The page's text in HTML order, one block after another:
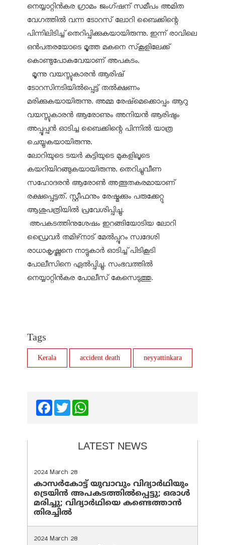
നെയ്യാറ്റിൻകര ഗ്രാമം ജംഗ്ഷന് സമീപം അമിത
വേഗത്തിൽ വന്ന ടോറസ് ലോറി ബൈക്കിന്റെ
പിന്നിലിടിച്ച് തെറിപ്പിക്കുകയായിരുന്നു. ഇന്ന് രാവിലെ
ഒൻപതരയോടെ മൂത്ത മകനെ സ്‌കൂളിലേക്ക്
കൊണ്ടുപോകവേയാണ് അപകടം.
മൂന്നു വയസ്സുകാരൻ ആരിഷ്
ടോറസിനടിയിൽപ്പെട്ട് തൽക്ഷണം
മരിക്കുകയായിരുന്നു. അമ്മ രേഷ്‌മെക്കൊപ്പം ആറു
വയസ്സുകാരൻ ആരോണും അനിയൻ ആരിഷും
അപ്പൂപ്പൻ ഓടിച്ച ബൈക്കിന്റെ പിന്നിൽ യാത്ര
ചെയ്യുകയായിരുന്നു.
ലോറിയുടെ ടയർ കുട്ടിയുടെ മുകളിലൂടെ
കയറിയിറങ്ങുകയായിരുന്നു. തെറിച്ചുവീണ
സഹോദരൻ ആരോൺ അത്ഭുതകരമായാണ്
രക്ഷപ്പെട്ടത്. സ്റ്റീഫനും രേഷ്മക്കും പരുക്കേറ്റു
ആശുപത്രിയിൽ പ്രവേശിപ്പിച്ചു.
അപകടത്തിനുശേഷം ഇറങ്ങിയോടിയ ലോറി
ഡ്രൈവർ തമിഴ്‌നാട് മേൽപ്പുറം സ്വദേശി
രാധാകൃഷ്ണനെ നാട്ടുകാർ ഓടിച്ച് പിടികൂടി
പോലീസിനെ ഏൽപ്പിച്ചു. സംഭവത്തിൽ
നെയ്യാറ്റിൻകര പോലീസ് കേസെടുത്തു.
Tags
Kerala accident death neyyattinkara
FacebookTwitter
LATEST NEWS
2024 March 28
കാസർകോട്ട് യുവാവും വിദ്യാർഥിയും
ട്രെയിൻ അപകടത്തിൽപ്പെട്ടു; ഒരാൾ
മരിച്ചു; വിദ്യാർഥിയെ കണ്ടെത്താൻ
തിരച്ചിൽ
2024 March 28